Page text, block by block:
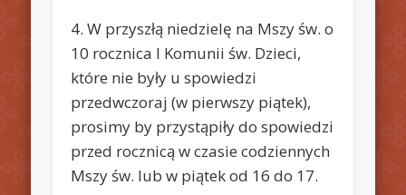
4. W przyszłą niedzielę na Mszy św. o
10 rocznica I Komunii św. Dzieci,
które nie były u spowiedzi
przedwczoraj (w pierwszy piątek),
prosimy by przystąpiły do spowiedzi
przed rocznicą w czasie codziennych
Mszy św. lub w piątek od 16 do 17.